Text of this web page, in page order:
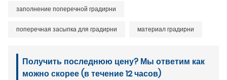
заполнение поперечной градирни
поперечная засыпка для градирни материал градирни
Получить последнюю цену? Мы ответим как
можно скорее (в течение 12 часов)